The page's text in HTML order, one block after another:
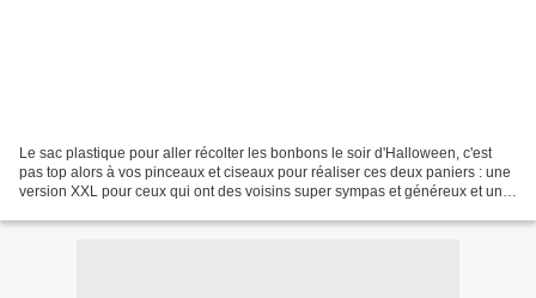
Le sac plastique pour aller récolter les bonbons le soir d'Halloween, c'est
pas top alors à vos pinceaux et ciseaux pour réaliser ces deux paniers : une
version XXL pour ceux qui ont des voisins super sympas et généreux et une